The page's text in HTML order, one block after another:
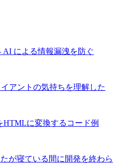
AI による情報漏洩を防ぐ
アントの気持ちを理解した
HTMLに変換するコード例
が寝ている間に開発を終わら